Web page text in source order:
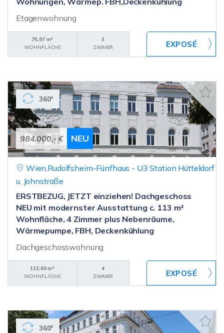
Etagenwohnung
75,97 m²
WOHNFLÄCHE
3
ZIMMER
984.000,- € NEU
360°
Wien,Rudolfsheim-Fünfhaus - U3 Station Hütteldorf
u. Johnstraße
ERSTBEZUG, JETZT einziehen! Dachgeschoss
NEU mit modernster Ausstattung c. 113 m²
Wohnfläche, 4 Zimmer plus Nebenräume,
Wärmepumpe, FBH, Deckenkühlung
Dachgeschosswohnung
112,60 m²
WOHNFLÄCHE
4
ZIMMER
360°